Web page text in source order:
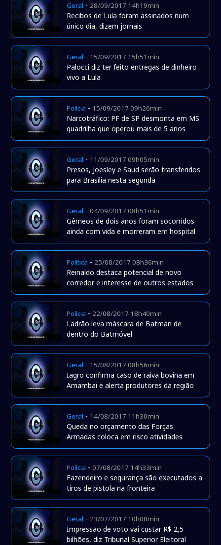
Geral - 28/09/2017 14h19min
Recibos de Lula foram assinados num
único dia, dizem jornais
Geral - 15/09/2017 15h51min
Palocci diz ter feito entregas de dinheiro
vivo a Lula
Polícia - 15/09/2017 09h26min
Narcotráfico: PF de SP desmonta em MS
quadrilha que operou mais de 5 anos
Geral - 11/09/2017 09h05min
Presos, Joesley e Saud serão transferidos
para Brasília nesta segunda
Geral -04/09/2017 08h51min
Gêmeos de dois anos foram socorridos
ainda com vida e morreram em hospital
Política - 25/08/2017 08h36min
Reinaldo destaca potencial de novo
corredor e interesse de outros estados
Polícia - 22/08/2017 18h40min
Ladrão leva máscara de Batman de
dentro do Batmóvel
Geral - 15/08/2017 08h56min
Iagro confirma caso de raiva bovina em
Amambai e alerta produtores da região
Geral - 14/08/2017 11h30min
Queda no orçamento das Forças
Armadas coloca em risco atividades
Polícia -07/08/2017 14h33min
Fazendeiro e segurança são executados a
tiros de pistola na fronteira
Geral - 23/07/2017 10h08min
Impressão de voto vai custar R$ 2,5
bilhões, diz Tribunal Superior Eleitoral